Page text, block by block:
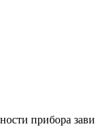
прибора